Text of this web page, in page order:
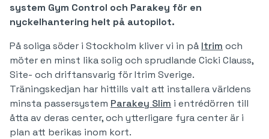
system Gym Control och Parakey för en
nyckelhantering helt på autopilot.
På soliga söder i Stockholm kliver vi in på Itrim och
möter en minst lika solig och sprudlande Cicki Clauss,
Site- och driftansvarig för Itrim Sverige.
Träningskedjan har hittills valt att installera världens
minsta passersystem Parakey Slim i entrédörren till
åtta av deras center, och ytterligare fyra center är i
plan att berikas inom kort.